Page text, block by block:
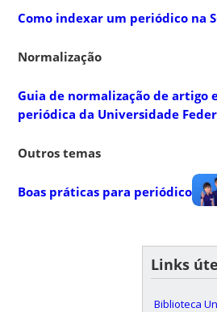
Como indexar um periódico na
Normalização
Guia de normalização de artigo
periódica da Universidade
Outros temas
Boas práticas para periódicos
Links
Biblioteca